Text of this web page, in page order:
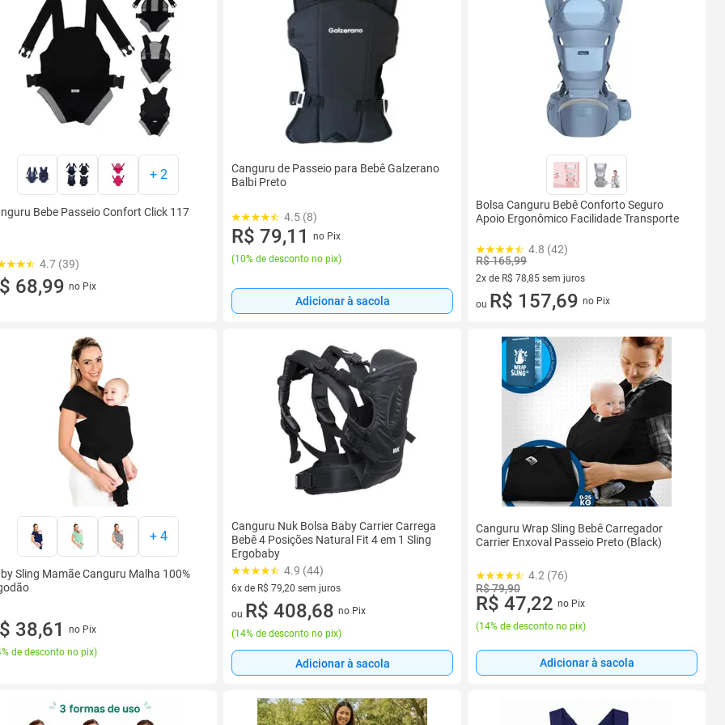
+ 2
Bebe Passeio Confort Click 117
4.7 (39)
68,99 no Pix
Canguru de Passeio para Bebê Galzerano
Balbi Preto
4.5 (8)
R$ 79,11
no Pix
(10% de desconto no pix)
Adicionar à sacola
Bolsa Canguru Bebê Conforto Seguro
Apoio Ergonômico Facilidade Transporte
4.8 (42)
R$ 165,99
2x de R$ 78,85 sem juros
2 vez de R$ 78,85 sem juros
ou R$ 157,69 no Pix
+ 4
Sling Mamãe Canguru Malha 100%
38,61
no Pix
de desconto no pix)
Canguru Nuk Bolsa Baby Carrier Carrega
Bebê 4 Posições Natural Fit 4 em 1 Sling
Ergobaby
4.9 (44)
6x de R$ 79,20 sem juros
6 vez de R$ 79,20 sem juros
ou R$ 408,68 no Pix
(14% de desconto no pix)
Adicionar à sacola
Canguru Wrap Sling Bebê Carregador
Carrier Enxoval Passeio Preto (Black)
4.2 (76)
R$ 79,90
R$ 47,22 no Pix
(14% de desconto no pix)
Adicionar à sacola